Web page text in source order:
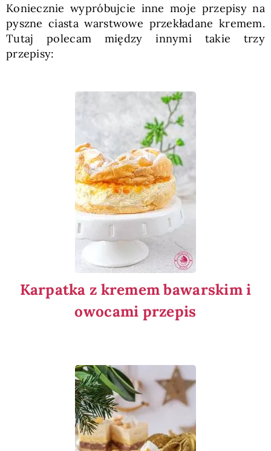
Koniecznie wypróbujcie inne moje przepisy na
pyszne ciasta warstwowe przekładane kremem.
Tutaj polecam między innymi takie trzy
przepisy:
Karpatka z kremem bawarskim i
owocami przepis